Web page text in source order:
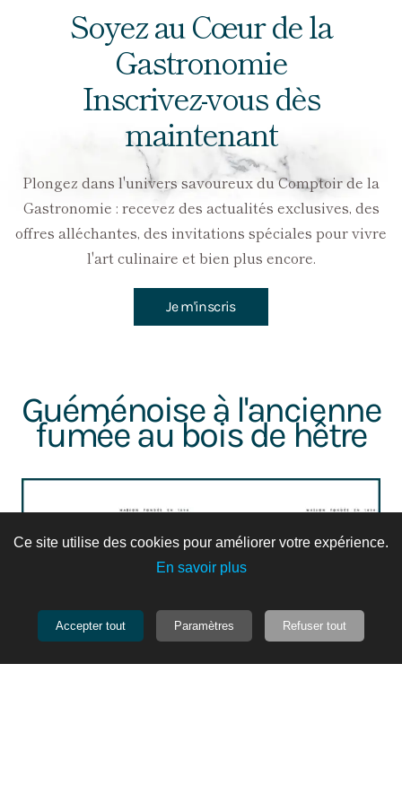
Soyez au Cœur de la
Gastronomie
Inscrivez-vous dès
maintenant
Plongez dans l'univers savoureux du Comptoir de la
Gastronomie : recevez des actualités exclusives, des
offres alléchantes, des invitations spéciales pour vivre
l'art culinaire et bien plus encore.
Je m'inscris
Guéménoise à l'ancienne
fumée au bois de hêtre
Ce site utilise des cookies pour améliorer votre expérience.
En savoir plus
Accepter tout Paramètres Refuser tout